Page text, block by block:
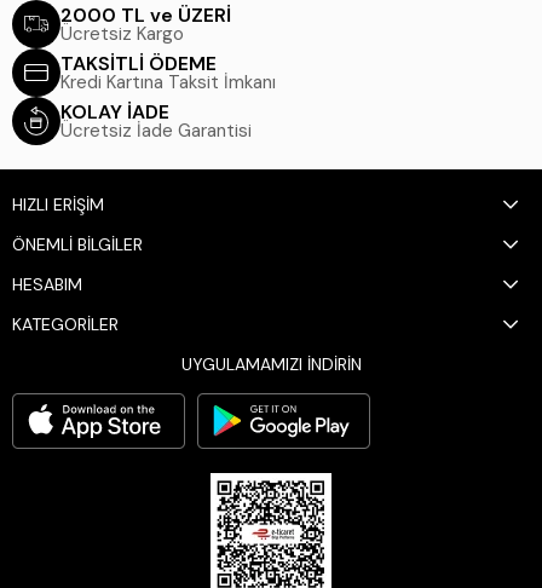
2000 TL ve ÜZERİ
Ücretsiz Kargo
TAKSİTLİ ÖDEME
Kredi Kartına Taksit İmkanı
KOLAY İADE
Ücretsiz İade Garantisi
HIZLI ERİŞİM
ÖNEMLİ BİLGİLER
HESABIM
KATEGORİLER
UYGULAMAMIZI İNDİRİN